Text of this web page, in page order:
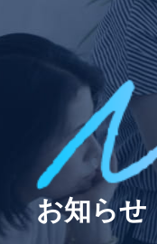
お知らせ